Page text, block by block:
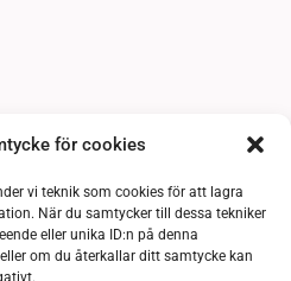
för cookies
vi teknik som cookies för att lagra
När du samtycker till dessa tekniker
eller unika ID:n på denna
om du återkallar ditt samtycke kan